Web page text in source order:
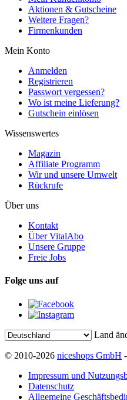
Aktionen & Gutscheine
Weitere Fragen?
Firmenkunden
Mein Konto
Anmelden
Registrieren
Passwort vergessen?
Wo ist meine Lieferung?
Gutschein einlösen
Wissenswertes
Magazin
Affiliate Programm
Wir und unsere Umwelt
Rückrufe
Über uns
Kontakt
Über VitalAbo
Unsere Gruppe
Freie Jobs
Folge uns auf
Land
© 2010-2026 niceshops GmbH
Impressum und
Datenschutz
Allgemeine